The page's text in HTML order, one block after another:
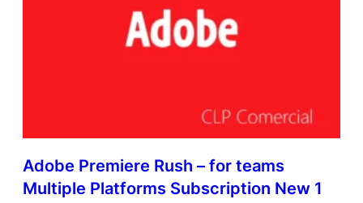
Adobe Premiere Rush – for teams
Multiple Platforms Subscription New 1